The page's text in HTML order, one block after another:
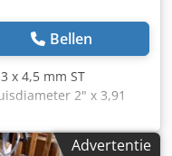
Bellen
x 4,5 mm ST
2" x 3,91
35,0 mm
min Min. buigradius
buitendiameter 5,0
Advertentie